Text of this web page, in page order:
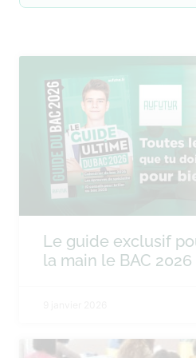
Le guide exclusif
la main le BAC 2026